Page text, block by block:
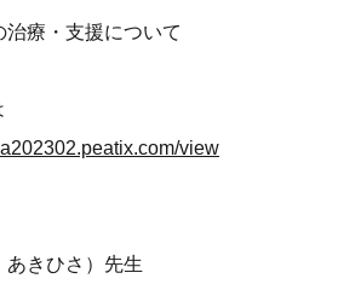
療・支援について
view
きひさ）先生